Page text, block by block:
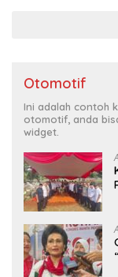
Otomotif
Ini adalah contoh
otomotif, anda
widget.